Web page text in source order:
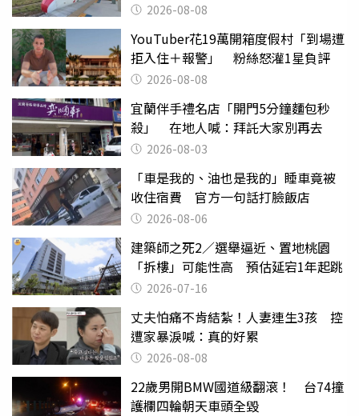
2026-08-08
YouTuber花19萬開箱度假村「到場遭
拒入住＋報警」 粉絲怒灌1星負評
2026-08-08
宜蘭伴手禮名店「開門5分鐘麵包秒
殺」 在地人喊：拜託大家別再去
2026-08-03
「車是我的、油也是我的」睡車竟被
收住宿費 官方一句話打臉飯店
2026-08-06
建築師之死2／選舉逼近、置地桃園
「拆樓」可能性高 預估延宕1年起跳
2026-07-16
丈夫怕痛不肯結紮！人妻連生3孩 控
遭家暴淚喊：真的好累
2026-08-08
22歲男開BMW國道級翻滾！ 台74撞
護欄四輪朝天車頭全毀